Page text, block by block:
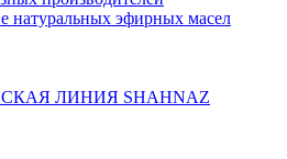
натуральных эфирных масел
ЛИНИЯ SHAHNAZ